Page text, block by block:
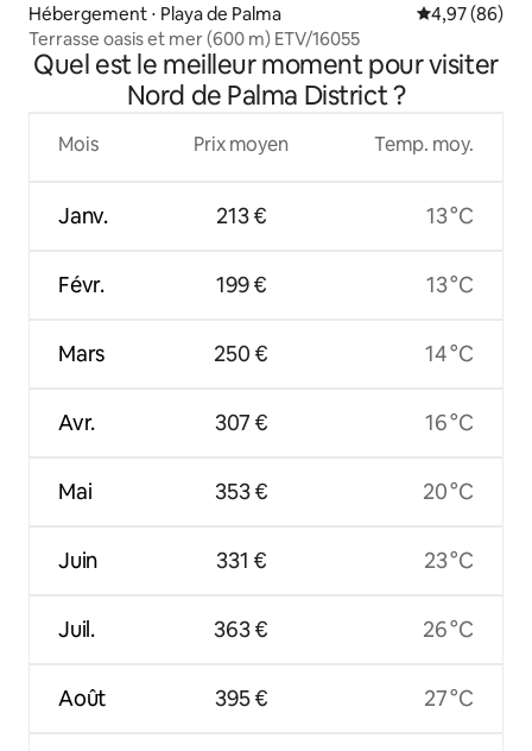
Hébergement ⋅ Playa de Palma Évaluation
4,97 (86)
Terrasse oasis et mer (600 m) ETV/16055
Quel est le meilleur moment pour visiter
Nord de Palma District ?
Mois
Janv.
Févr.
Mars
Avr.
Mai
Juin
Juil.
Août
Prix moyen
213 €
199 €
250 €
307 €
353 €
331 €
363 €
395 €
Temp. moy.
13 °C
13 °C
14 °C
16 °C
20 °C
23 °C
26 °C
27 °C